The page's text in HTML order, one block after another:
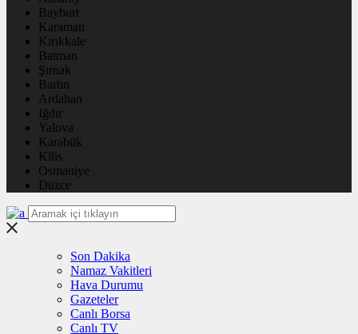
Bayburt
Karaman
Kırıkkale
Batman
Şırnak
Bartın
Ardahan
Iğdır
Yalova
Karabük
Kilis
Osmaniye
Düzce
Son Dakika
Namaz Vakitleri
Hava Durumu
Gazeteler
Canlı Borsa
Canlı TV